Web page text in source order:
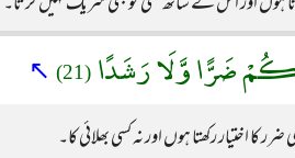
ضَرًّا وَّلَا رَشَدًا (21)
↖
کا اختیار رکھتا ہوں اور نہ کسی بھلائی کا۔